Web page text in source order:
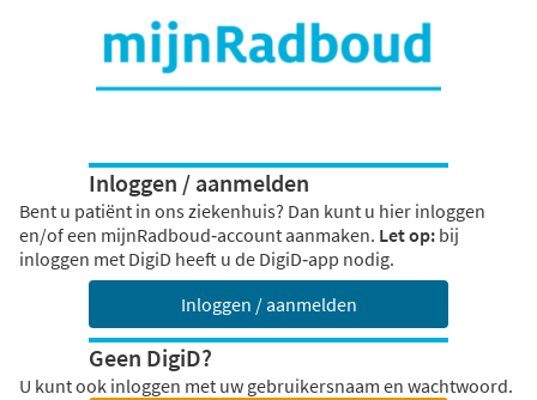
Inloggen / aanmelden
Bent u patiënt in ons ziekenhuis? Dan kunt u hier inloggen
en/of een mijnRadboud‑account aanmaken. Let op: bij
inloggen met DigiD heeft u de DigiD‑app nodig.
Inloggen / aanmelden
Geen DigiD?
U kunt ook inloggen met uw gebruikersnaam en wachtwoord.